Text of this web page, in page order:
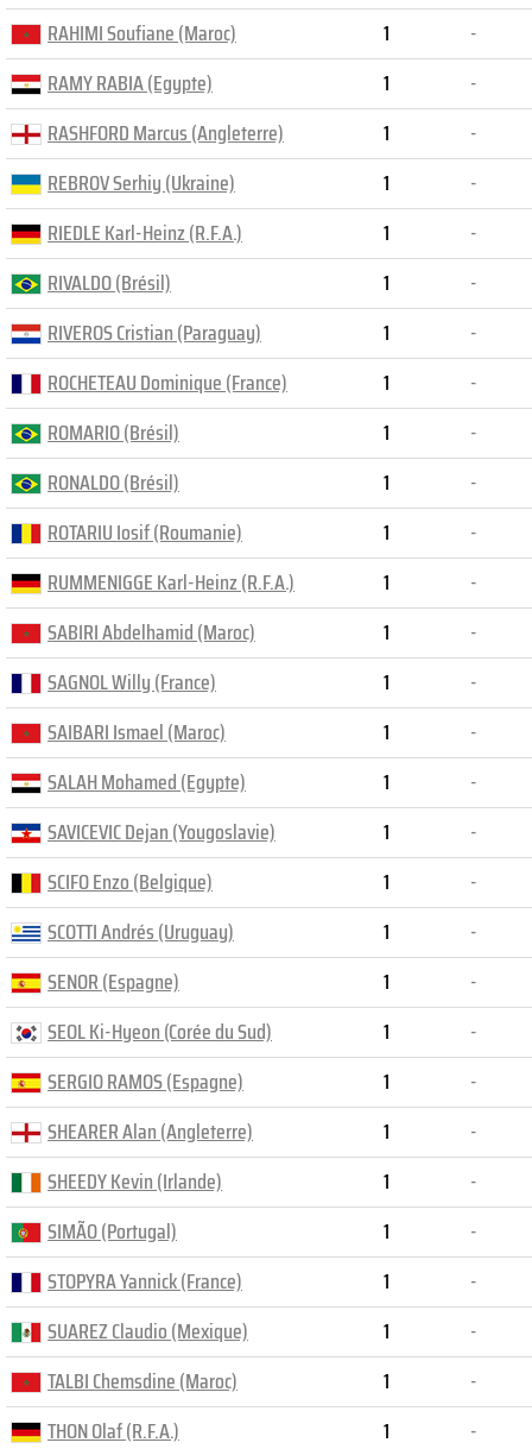
RAHIMI Soufiane (Maroc)
RAMY RABIA (Egypte)
RASHFORD Marcus (Angleterre)
REBROV Serhiy (Ukraine)
RIEDLE Karl-Heinz (R.F.A.)
RIVALDO (Brésil)
RIVEROS Cristian (Paraguay)
ROCHETEAU Dominique (France)
ROMARIO (Brésil)
RONALDO (Brésil)
ROTARIU Iosif (Roumanie)
RUMMENIGGE Karl-Heinz (R.F.A.)
SABIRI Abdelhamid (Maroc)
SAGNOL Willy (France)
SAIBARI Ismael (Maroc)
SALAH Mohamed (Egypte)
SAVICEVIC Dejan (Yougoslavie)
SCIFO Enzo (Belgique)
SCOTTI Andrés (Uruguay)
SENOR (Espagne)
SEOL Ki-Hyeon (Corée du Sud)
SERGIO RAMOS (Espagne)
SHEARER Alan (Angleterre)
SHEEDY Kevin (Irlande)
SIMÃO (Portugal)
STOPYRA Yannick (France)
SUAREZ Claudio (Mexique)
TALBI Chemsdine (Maroc)
THON Olaf (R.F.A.)
1
-
1
-
1
-
1
-
1
-
1
-
1
-
1
-
1
-
1
-
1
-
1
-
1
-
1
-
1
-
1
-
1
-
1
-
1
-
1
-
1
-
1
-
1
-
1
-
1
-
1
-
1
-
1
-
1
-